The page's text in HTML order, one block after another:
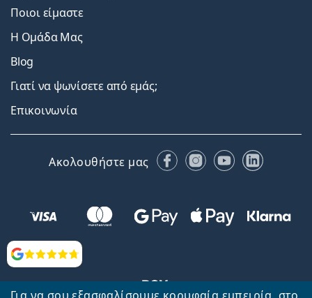
Αξιολογήσεις
Ποιοι είμαστε
Η Ομάδα Μας
Blog
Γιατί να ψωνίσετε από εμάς;
Επικοινωνία
Ακολουθήστε μας FacebookInstagram
YouTubeLinkedIn